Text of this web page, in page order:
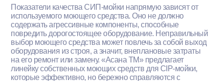
Показатели качества СИП-мойки напрямую зависят от
используемого моющего средства. Оно не должно
содержать агрессивные компоненты, способные
повредить дорогостоящее оборудование. Неправильный
выбор моющего средства может повлечь за собой выход
оборудования из строя, а значит, внеплановые затраты
на его ремонт или замену. «Асана ТМ» предлагает
линейку собственных моющих средств для CIP-мойки,
которые эффективно, но бережно справляются с